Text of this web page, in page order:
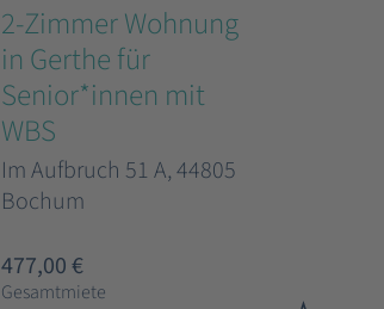
2-Zimmer Wohnung
in Gerthe für
Senior*innen mit
WBS
Im Aufbruch 51 A, 44805
Bochum
477,00 €
Gesamtmiete